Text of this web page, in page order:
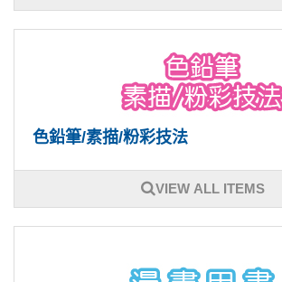
色鉛筆/素描/粉彩技法
VIEW ALL ITEMS